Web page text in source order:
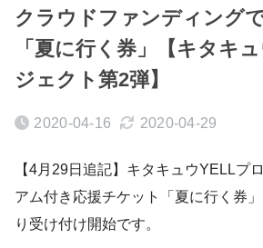
クラウドファンディング
「夏に行く券」【キタキ
ジェクト第2弾】
2020-04-16 2020-04-29
【4月29日追記】キタキュウYELLプ
アム付き応援チケット「夏に行く券
り受け付け開始です。